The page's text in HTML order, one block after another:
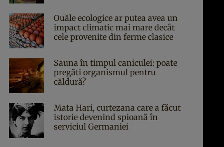
Ouăle ecologice ar putea avea un
impact climatic mai mare decât
cele provenite din ferme clasice
Sauna în timpul caniculei: poate
pregăti organismul pentru
căldură?
Mata Hari, curtezana care a făcut
istorie devenind spioană în
serviciul Germaniei